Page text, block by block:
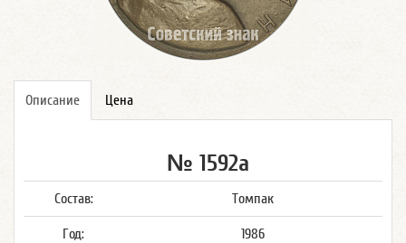
Описание Цена
№ 1592а
Состав: Томпак
Год: 1986